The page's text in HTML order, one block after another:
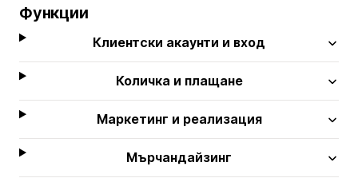
Функции
Клиентски акаунти и вход
Количка и плащане
Маркетинг и реализация
Мърчандайзинг